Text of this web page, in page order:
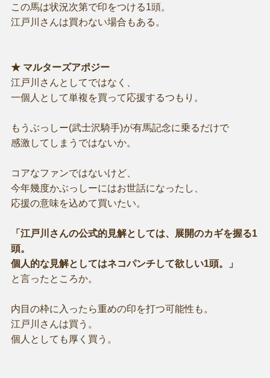
この馬は状況次第で印をつける1頭。
江戸川さんは買わない場合もある。
★ マルターズアポジー
江戸川さんとしてではなく、
一個人として単複を買って応援するつもり。
もうぶっしー(武士沢騎手)が有馬記念に乗るだけで
感激してしまうではないか。
コアなファンではないけど、
今年幾度かぶっしーにはお世話になったし、
応援の意味を込めて買いたい。
「江戸川さんの公式的見解としては、展開のカギを握る1
頭。
個人的な見解としてはネコパンチして欲しい1頭。」
と言ったところか。
内目の枠に入ったら重めの印を打つ可能性も。
江戸川さんは買う。
個人としても厚く買う。